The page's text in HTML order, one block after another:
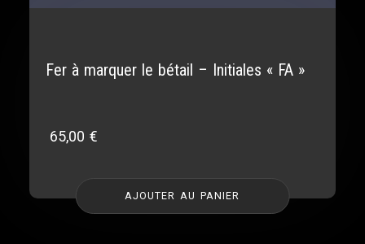
Fer à marquer le bétail – Initiales « FA »
65,00€
AJOUTER AU PANIER